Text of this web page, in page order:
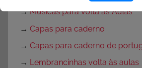
→Músicas para Volta às Aulas
→ Capas para caderno
→ Capas para caderno de
→ Lembrancinhas volta às aulas